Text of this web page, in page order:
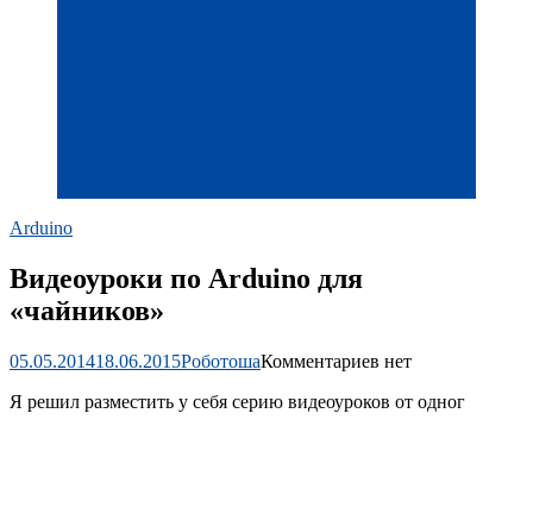
Arduino
Видеоуроки по Arduino для
«чайников»
05.05.201418.06.2015РоботошаКомментариев нет
Я решил разместить у себя серию видеоуроков от одног